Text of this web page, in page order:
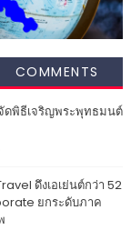
COMMENTS
ดพิธีเจริญพระพุทธมนต์
ดึงเอเย่นต์กว่า 52
ยกระดับภาค